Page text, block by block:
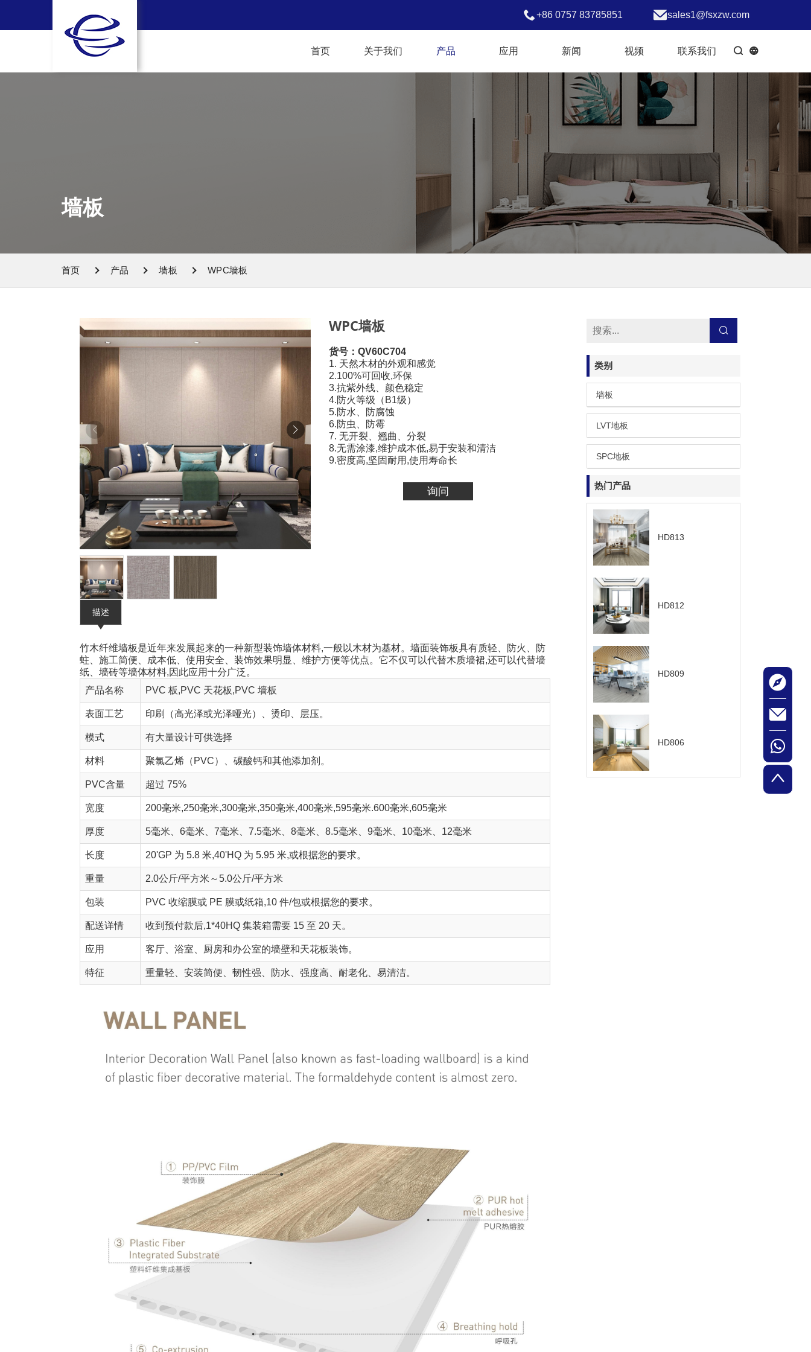
+86 0757 83785851 sales1@fsxzw.com
首页 关于我们 产品 应用 新闻 视频 联系我们
墙板
首页 产品 墙板 WPC墙板
WPC墙板
货号：QV60C704
1. 天然木材的外观和感觉
2.100%可回收,环保
3.抗紫外线、颜色稳定
4.防火等级（B1级）
5.防水、防腐蚀
6.防虫、防霉
7. 无开裂、翘曲、分裂
8.无需涂漆,维护成本低,易于安装和清洁
9.密度高,坚固耐用,使用寿命长
询问
描述
竹木纤维墙板是近年来发展起来的一种新型装饰墙体材料,一般以木材为基材。墙面装饰板具有质轻、防火、防
蛀、施工简便、成本低、使用安全、装饰效果明显、维护方便等优点。它不仅可以代替木质墙裙,还可以代替墙
纸、墙砖等墙体材料,因此应用十分广泛。
产品名称
PVC 板,PVC 天花板,PVC 墙板
表面工艺 印刷（高光泽或光泽哑光）、烫印、层压。
模式 有大量设计可供选择
材料 聚氯乙烯（PVC）、碳酸钙和其他添加剂。
PVC含量 超过 75%
宽度 200毫米,250毫米,300毫米,350毫米,400毫米,595毫米.600毫米,605毫米
厚度 5毫米、6毫米、7毫米、7.5毫米、8毫米、8.5毫米、9毫米、10毫米、12毫米
长度 20'GP 为 5.8 米,40'HQ 为 5.95 米,或根据您的要求。
重量 2.0公斤/平方米～5.0公斤/平方米
包装 PVC 收缩膜或 PE 膜或纸箱,10 件/包或根据您的要求。
配送详情 收到预付款后,1*40HQ 集装箱需要 15 至 20 天。
应用 客厅、浴室、厨房和办公室的墙壁和天花板装饰。
特征 重量轻、安装简便、韧性强、防水、强度高、耐老化、易清洁。
类别
墙板
LVT地板
SPC地板
热门产品
HD813
HD812
HD809
HD806